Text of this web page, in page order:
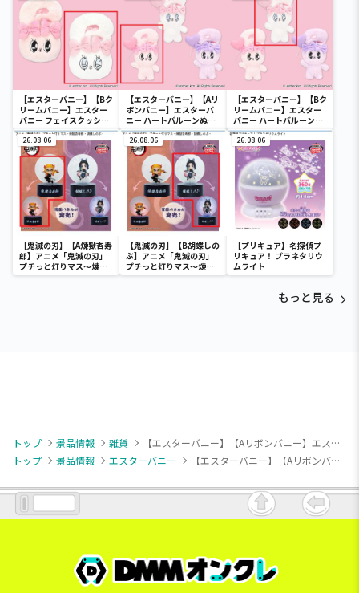
【エスターバニー】【Bク
リームバニー】エスター
バニー フェイスクッショ
ン
【エスターバニー】【Aリ
ボンバニー】エスターバ
ニー ハートバルーンぬい
ぐるみ
【エスターバニー】【Bク
リームバニー】エスター
バニー ハートバルーンぬ
いぐるみ
26.08.06
【鬼滅の刃】【A煉獄杏寿
郎】アニメ「鬼滅の刃」
プチっと灯りマス～煉獄
杏寿郎・胡蝶しのぶ～
26.08.06
【鬼滅の刃】【B胡蝶しの
ぶ】アニメ「鬼滅の刃」
プチっと灯りマス～煉獄
杏寿郎・胡蝶しのぶ～
26.08.06
【プリキュア】名探偵プ
リキュア！ プラネタリウ
ムライト
もっと見る
トップ 景品情報 雑貨
【エスターバニー】【Aリボンバニー】エスターバニー ヘアバンド
トップ
景品情報 エスターバニー 【エスターバニー】【Aリボンバニー】エスターバニー ヘアバンド